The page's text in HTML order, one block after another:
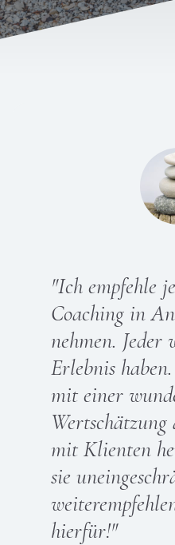
"Ich empfehle
Coaching in
nehmen. Jeder
Erlebnis
mit einer
mit Klienten
sie
hierfür!"